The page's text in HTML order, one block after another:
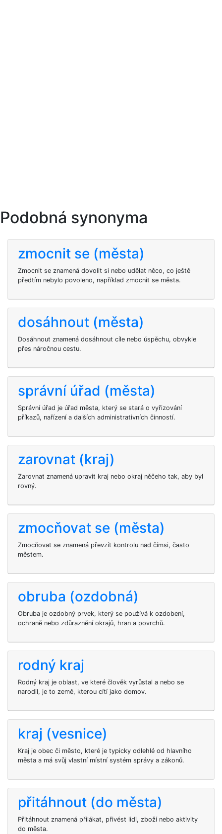
Podobná synonyma
zmocnit se (města)
Zmocnit se znamená dovolit si nebo udělat něco, co ještě
předtím nebylo povoleno, například zmocnit se města.
dosáhnout (města)
Dosáhnout znamená dosáhnout cíle nebo úspěchu, obvykle
přes náročnou cestu.
správní úřad (města)
Správní úřad je úřad města, který se stará o vyřizování
příkazů, nařízení a dalších administrativních činností.
zarovnat (kraj)
Zarovnat znamená upravit kraj nebo okraj něčeho tak, aby byl
rovný.
zmocňovat se (města)
Zmocňovat se znamená převzít kontrolu nad čímsi, často
městem.
obruba (ozdobná)
Obruba je ozdobný prvek, který se používá k ozdobení,
ochraně nebo zdůraznění okrajů, hran a povrchů.
rodný kraj
Rodný kraj je oblast, ve které člověk vyrůstal a nebo se
narodil, je to země, kterou cítí jako domov.
kraj (vesnice)
Kraj je obec či město, které je typicky odlehlé od hlavního
města a má svůj vlastní místní systém správy a zákonů.
přitáhnout (do města)
Přitáhnout znamená přilákat, přivést lidi, zboží nebo aktivity
do města.